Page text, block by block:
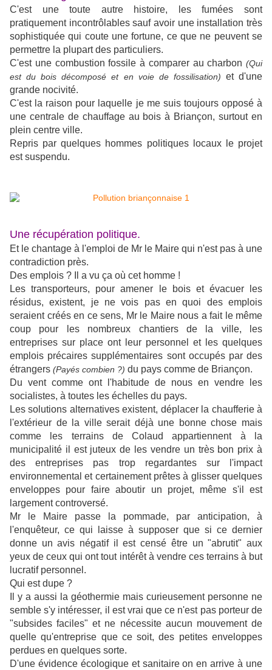
C'est une toute autre histoire, les fumées sont
pratiquement incontrôlables sauf avoir une installation très
sophistiquée qui coute une fortune, ce que ne peuvent se
permettre la plupart des particuliers.
C'est une combustion fossile à comparer au charbon (Qui
est du bois décomposé et en voie de fossilisation) et d'une
grande nocivité.
C'est la raison pour laquelle je me suis toujours opposé à
une centrale de chauffage au bois à Briançon, surtout en
plein centre ville.
Repris par quelques hommes politiques locaux le projet
est suspendu.
Une récupération politique.
Et le chantage à l'emploi de Mr le Maire qui n'est pas à une
contradiction près.
Des emplois ? Il a vu ça où cet homme !
Les transporteurs, pour amener le bois et évacuer les
résidus, existent, je ne vois pas en quoi des emplois
seraient créés en ce sens, Mr le Maire nous a fait le même
coup pour les nombreux chantiers de la ville, les
entreprises sur place ont leur personnel et les quelques
emplois précaires supplémentaires sont occupés par des
étrangers (Payés combien ?) du pays comme de Briançon.
Du vent comme ont l'habitude de nous en vendre les
socialistes, à toutes les échelles du pays.
Les solutions alternatives existent, déplacer la chaufferie à
l'extérieur de la ville serait déjà une bonne chose mais
comme les terrains de Colaud appartiennent à la
municipalité il est juteux de les vendre un très bon prix à
des entreprises pas trop regardantes sur l'impact
environnemental et certainement prêtes à glisser quelques
enveloppes pour faire aboutir un projet, même s'il est
largement controversé.
Mr le Maire passe la pommade, par anticipation, à
l'enquêteur, ce qui laisse à supposer que si ce dernier
donne un avis négatif il est censé être un "abrutit" aux
yeux de ceux qui ont tout intérêt à vendre ces terrains à but
lucratif personnel.
Qui est dupe ?
Il y a aussi la géothermie mais curieusement personne ne
semble s'y intéresser, il est vrai que ce n'est pas porteur de
"subsides faciles" et ne nécessite aucun mouvement de
quelle qu'entreprise que ce soit, des petites enveloppes
perdues en quelques sorte.
D'une évidence écologique et sanitaire on en arrive à une